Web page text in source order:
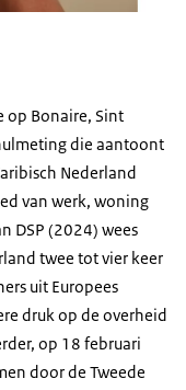
op Bonaire, Sint
die aantoont
Nederland
van werk, woning
DSP (2024) wees
twee tot vier keer
uit Europees
druk op de overheid
op 18 februari
door de Tweede